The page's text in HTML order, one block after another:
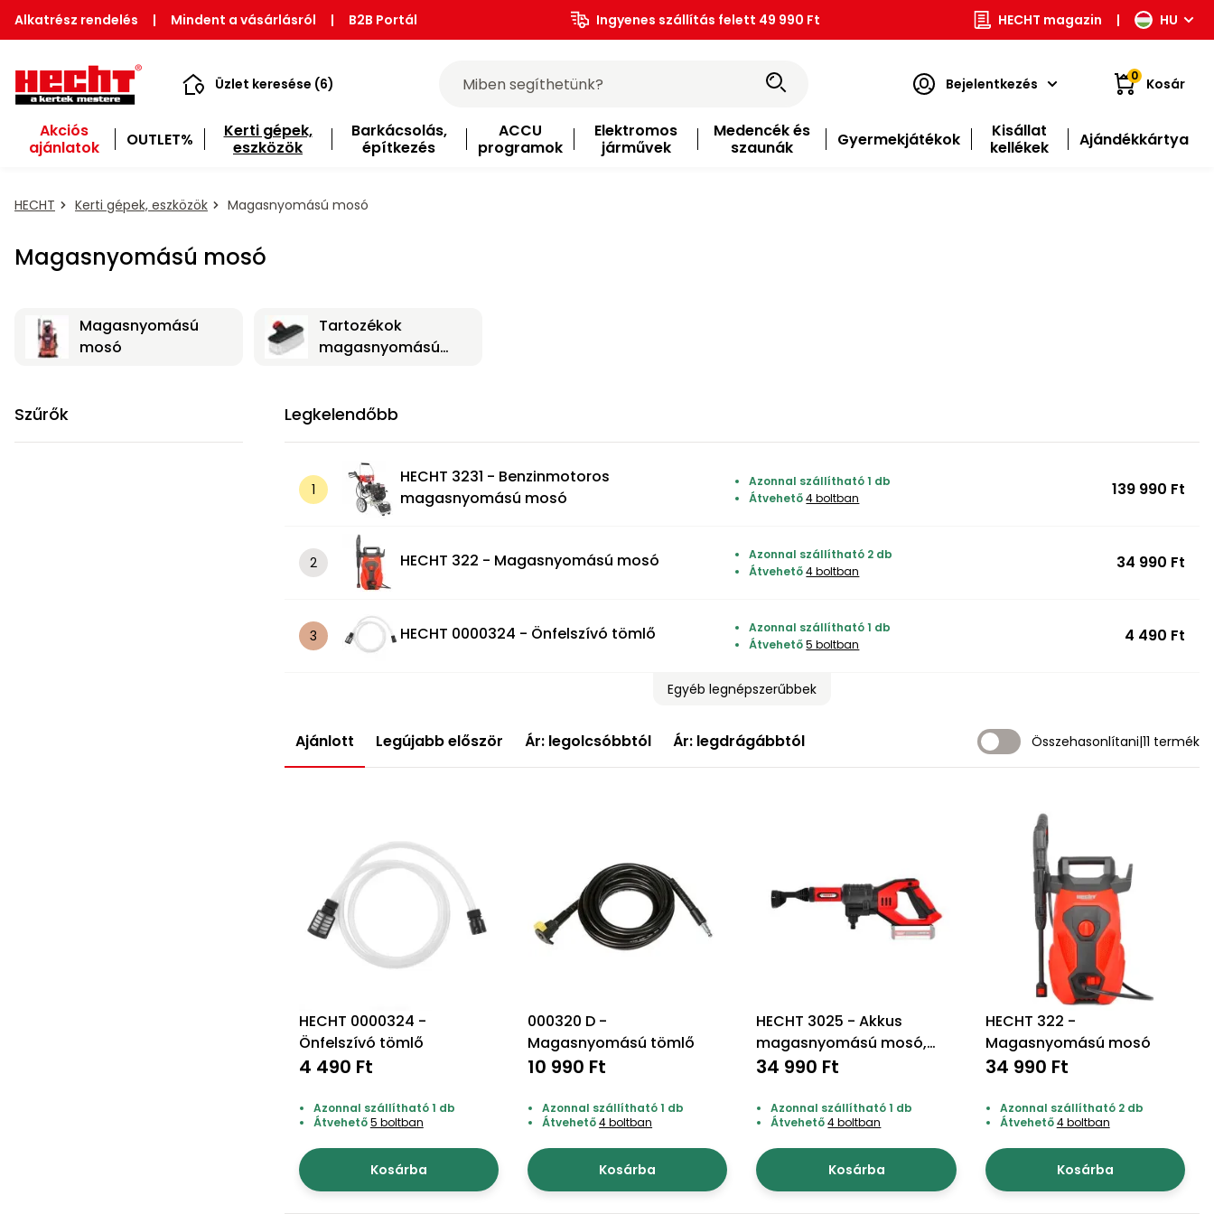
Alkatrész rendelés | Mindent a vásárlásról | B2B Portál Ingyenes szállítás felett 49 990 Ft HECHT magazin | HU
Üzlet keresése (6) Bejelentkezés 0 Kosár
Akciós
ajánlatok
OUTLET%
Kerti gépek,
eszközök
Barkácsolás,
építkezés
ACCU
programok
Elektromos
járművek
Medencék és
szaunák
Gyermekjátékok
Kisállat
kellékek
Ajándékkártya
HECHT Kerti gépek, eszközök Magasnyomású mosó
Magasnyomású mosó
Magasnyomású
mosó
Tartozékok
magasnyomású
Legkelendőbb
HECHT 3231 - Benzinmotoros
magasnyomású mosó
Azonnal szállítható 1 db
Átvehető4 boltban 139 990 Ft
HECHT 322 - Magasnyomású mosó
Azonnal szállítható 2 db
Átvehető4 boltban 34 990 Ft
HECHT 0000324 - Önfelszívó tömlő
Azonnal szállítható 1 db
Átvehető5 boltban 4 490 Ft
Egyéb legnépszerűbbek
Szűrők
Ajánlott Legújabb először Ár: legolcsóbbtól Ár: legdrágábbtól Összehasonlítani|11 termék
HECHT 0000324 -
Önfelszívó tömlő
4 490 Ft
Azonnal szállítható 1 db
Átvehető5 boltban
Kosárba
000320 D -
Magasnyomású tömlő
10 990 Ft
Azonnal szállítható 1 db
Átvehető4 boltban
Kosárba
HECHT 3025 - Akkus
magasnyomású mosó,
akku+töltő nem tartozék
34 990 Ft
Azonnal szállítható 1 db
Átvehető4 boltban
Kosárba
HECHT 322 -
Magasnyomású mosó
34 990 Ft
Azonnal szállítható 2 db
Átvehető4 boltban
Kosárba